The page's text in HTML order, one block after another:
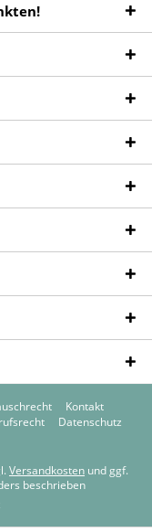
Kontakt
Datenschutz
Versandkosten und ggf.
beschrieben